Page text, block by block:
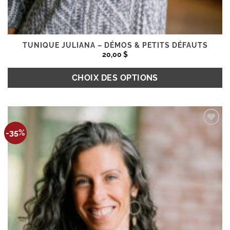
TUNIQUE JULIANA – DÉMOS & PETITS DÉFAUTS
20,00 $
CHOIX DES OPTIONS
a
plusieurs
variations.
peuvent
choisies
-35%
Ajouter